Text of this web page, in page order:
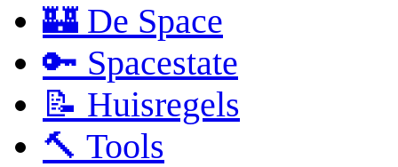
🏰 De Space
🔑 Spacestate
📝 Huisregels
🔨 Tools